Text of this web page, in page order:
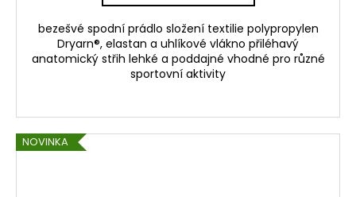
bezešvé spodní prádlo složení textilie polypropylen
Dryarn®, elastan a uhlíkové vlákno přiléhavý
anatomický střih lehké a poddajné vhodné pro různé
sportovní aktivity
NOVINKA